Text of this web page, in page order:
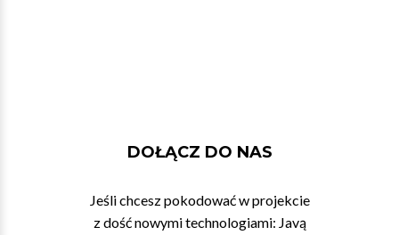
DOŁĄCZ DO NAS
Jeśli chcesz pokodować w projekcie
z dość nowymi technologiami: Javą